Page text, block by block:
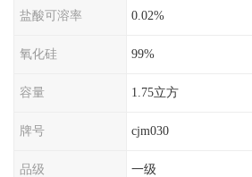
盐酸可溶率 0.02%
氧化硅 99%
容量 1.75立方
牌号 cjm030
品级 一级